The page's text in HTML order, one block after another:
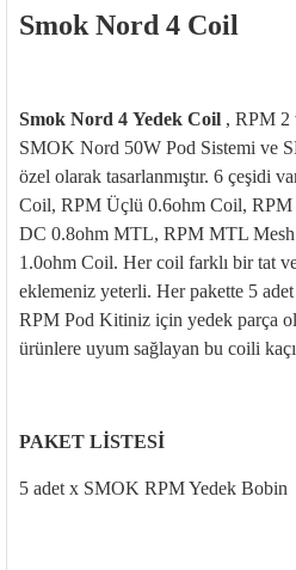
Smok Nord 4 Coil
Smok Nord 4 Yedek Coil , RPM 2
SMOK Nord 50W Pod Sistemi ve
özel olarak tasarlanmıştır. 6 çeşidi
Coil, RPM Üçlü 0.6ohm Coil,
DC 0.8ohm MTL, RPM MTL
1.0ohm Coil. Her coil farklı bir tat
eklemeniz yeterli. Her pakette 5
RPM Pod Kitiniz için yedek parça
ürünlere uyum sağlayan bu coili kaç
PAKET LİSTESİ
5 adet x SMOK RPM Yedek Bobin